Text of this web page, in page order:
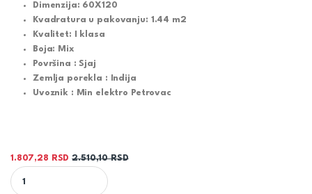
Dimenzija: 60X120
Kvadratura u pakovanju: 1.44 m2
Kvalitet: I klasa
Boja: Mix
Površina : Sjaj
Zemlja porekla : Indija
Uvoznik : Min elektro Petrovac
1.807,28 RSD 2.510,10RSD
PLOČICA GLOSSY ANTY SKY BEIGE 60X120 - MIN TILES quantity